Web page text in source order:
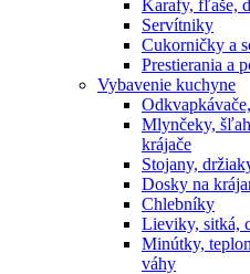
Karafy, fľaše,
Servítniky
Cukorničky a
Prestierania a
Vybavenie kuchyne
Mlynčeky,
krájače
Stojany,
Dosky na
Chlebníky
Lieviky, sitká,
Minútky,
váhy